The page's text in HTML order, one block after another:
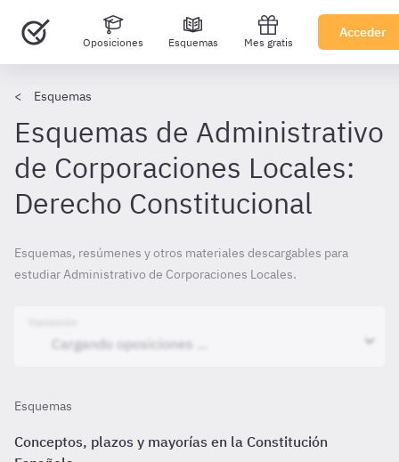
Oposiciones Esquemas Mes gratis
Acceder
Esquemas
Esquemas de Administrativo
de Corporaciones Locales:
Derecho Constitucional
Esquemas, resúmenes y otros materiales descargables para
estudiar Administrativo de Corporaciones Locales.
Esquemas
Conceptos, plazos y mayorías en la Constitución